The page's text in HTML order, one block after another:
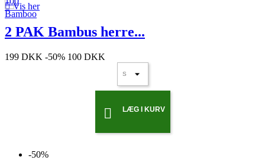
Vis her
2 PAK Bambus herre...
199 DKK -50% 100 DKK
 LÆG I KURV
-50%